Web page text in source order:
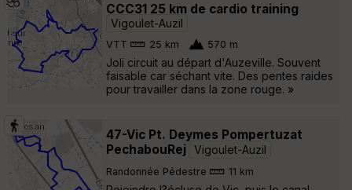
CCC31 25 km de cardio training
Vigoulet-Auzil
VTT 25 km 570 m
Joli circuit au départ d'Auzeville. Souvent
faisable car séchant vite. Des pentes raides
pour travailler dans la zone rouge. »
47-Vic Pt. Deymes Pompertuzat
PechabouRej
Vigoulet-Auzil
Randonnée Pédestre 11 km